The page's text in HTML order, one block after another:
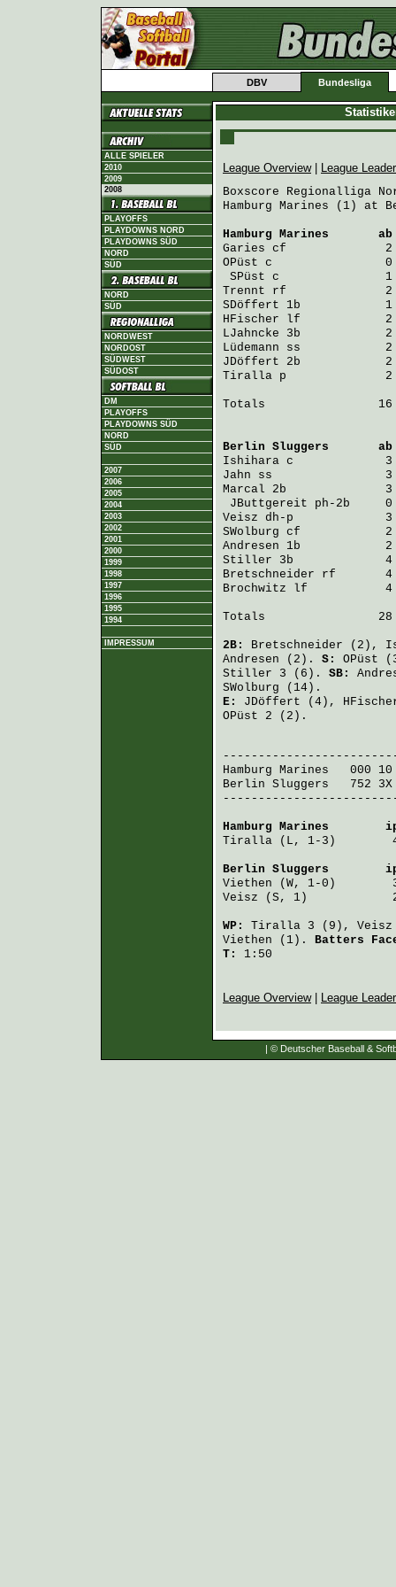
DBV Bundesliga
ALLE SPIELER
2010
2009
2008
PLAYOFFS
PLAYDOWNS NORD
PLAYDOWNS SÜD
NORD
SÜD
NORD
SÜD
NORDWEST
NORDOST
SÜDWEST
SÜDOST
DM
PLAYOFFS
PLAYDOWNS SÜD
NORD
SÜD
2007
2006
2005
2004
2003
2002
2001
2000
1999
1998
1997
1996
1995
1994
IMPRESSUM
League Overview|
League
Boxscore Regionalliga
Hamburg Marines (1) at
Hamburg Marines
ab
Garies cf              2
OPüst c                0
SPüst c               1
Trennt rf              2
SDöffert 1b            1
HFischer lf            2
LJahncke 3b            2
Lüdemann ss            2
JDöffert 2b            2
Tiralla p              2
Totals                16
Berlin Sluggers
ab
Ishihara c             3
Jahn ss                3
Marcal 2b              3
JButtgereit ph-2b
Veisz dh-p             3
SWolburg cf            2
Andresen 1b            2
Stiller 3b             4
Bretschneider rf       4
Brochwitz lf           4
Totals                28
2B: Bretschneider (2),
Andresen (2). S: OPüst
Stiller 3 (6). SB:
SWolburg (14).
E: JDöffert (4),
OPüst 2 (2).
Hamburg Marines
000
Berlin Sluggers
752
Hamburg Marines
Tiralla (L, 1-3)        4
Berlin Sluggers
Viethen (W, 1-0)
Veisz (S, 1)
WP: Tiralla 3 (9), Veisz
Viethen (1). Batters
T:
1:50
League Overview| League
| © Deutscher Baseball &